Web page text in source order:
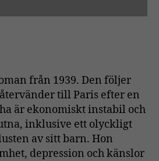
från 1939. Den följer
återvänder till Paris efter en
är ekonomiskt instabil och
inklusive ett olyckligt
av sitt barn. Hon
depression och känslor